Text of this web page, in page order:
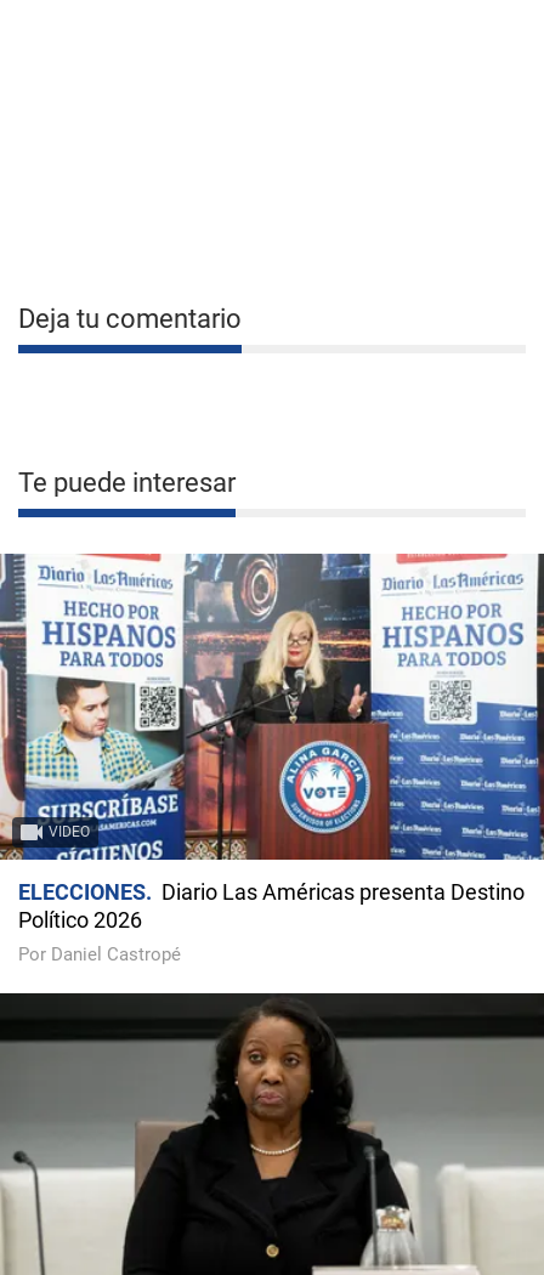
Deja tu comentario
Te puede interesar
VIDEO
ELECCIONES
Diario Las Américas presenta Destino
Político 2026
Por Daniel Castropé